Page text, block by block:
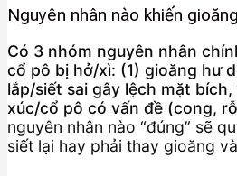
Nguyên nhân nào khiến
Có 3 nhóm nguyên nhân
cổ pô bị hở/xì: (1) gioăng hư
lắp/siết sai gây lệch mặt
xúc/cổ pô có vấn đề (cong,
nguyên nhân nào “đúng” sẽ
siết lại hay phải thay gioăng